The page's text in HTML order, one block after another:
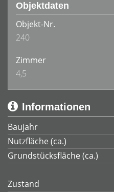
Objektdaten
Objekt-Nr.
240
Zimmer
4,5
Informationen
Baujahr
Nutzfläche (ca.)
Grundstücksfläche (ca.)
Zustand